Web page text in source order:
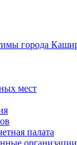
города
мест
палата
организации